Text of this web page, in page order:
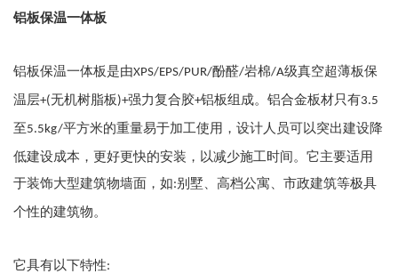
铝板保温一体板
铝板保温一体板是由XPS/EPS/PUR/酚醛/岩棉/A级真空超薄板保
温层+(无机树脂板 )+强力复合胶+铝板组成。铝合金板材只有3.5
至5.5kg/平方米的重量易于加工使用，设计人员可以突出建设降
低建设成本，更好更快的安装，以减少施工时间。它主要适用
于装饰大型建筑物墙面，如:别墅、高档公寓、市政建筑等极具
个性的建筑物。
它具有以下特性: